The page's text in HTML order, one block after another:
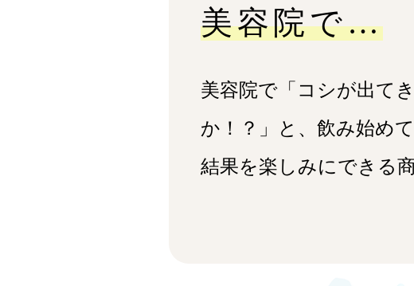
美容院で…
美容院で「コシが出て
か！？」と、飲み始め
結果を楽しみにできる